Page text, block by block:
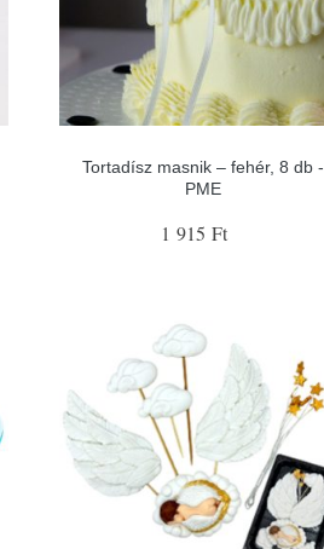
Tortadísz masnik – fehér, 8 db -
PME
1 915 Ft